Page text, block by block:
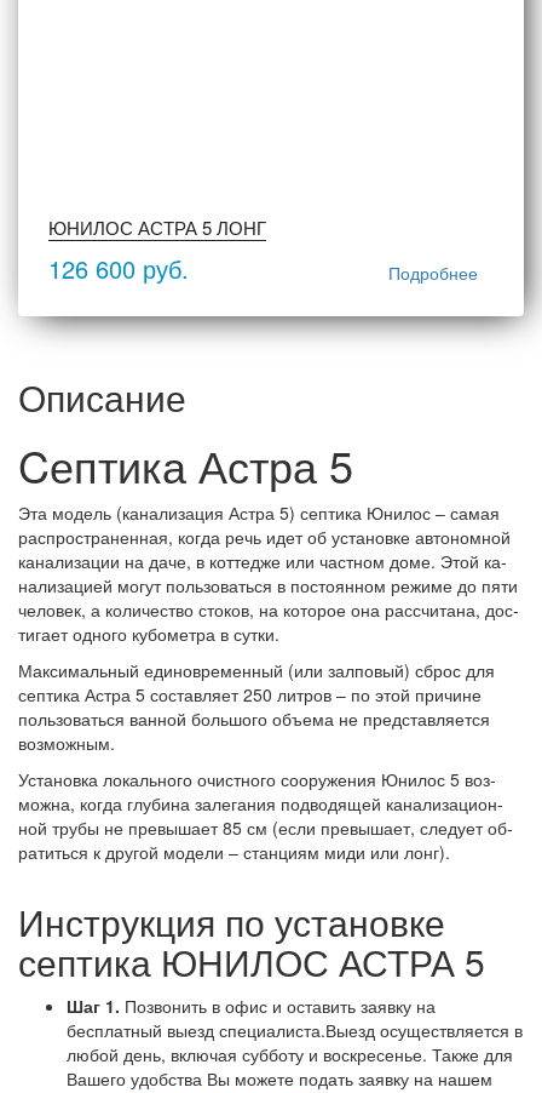
ЮНИЛОС АСТРА 5 ЛОНГ
Подробнее
126 600 руб.
Описание
Cептика Астра 5
Эта мо­дель (ка­на­ли­за­ция Ас­тра 5) сеп­ти­ка Юни­лос – са­мая
рас­прос­тра­нен­ная, ког­да речь идет об ус­та­нов­ке ав­то­ном­ной
ка­на­ли­за­ции на да­че, в кот­тед­же или час­тном до­ме. Этой ка­
на­ли­за­ци­ей мо­гут поль­зо­вать­ся в пос­то­ян­ном ре­жи­ме до пя­ти
че­ло­век, а ко­ли­чес­тво сто­ков, на ко­то­рое она рас­счи­та­на, дос­
ти­га­ет од­но­го ку­бо­мет­ра в сут­ки.
Мак­си­маль­ный еди­нов­ре­мен­ный (или зал­по­вый) сброс для
сеп­ти­ка Ас­тра 5 сос­тав­ля­ет 250 лит­ров – по этой при­чи­не
поль­зо­вать­ся ван­ной боль­шо­го объ­ема не пред­став­ля­ет­ся
воз­мож­ным.
Ус­та­нов­ка ло­каль­но­го очис­тно­го со­ору­же­ния Юни­лос 5 воз­
мож­на, ког­да глу­би­на за­ле­га­ния под­во­дя­щей ка­на­ли­за­ци­он­
ной тру­бы не пре­вы­ша­ет 85 см (ес­ли пре­вы­ша­ет, сле­ду­ет об­
ра­тить­ся к дру­гой мо­де­ли – стан­ци­ям ми­ди или лонг).
Инструкция по установке
септика ЮНИЛОС АСТРА 5
Шаг 1. Позвонить в офис и оставить заявку на
бесплатный выезд специалиста.Выезд осуществляется в
любой день, включая субботу и воскресенье. Также для
Вашего удобства Вы можете подать заявку на нашем